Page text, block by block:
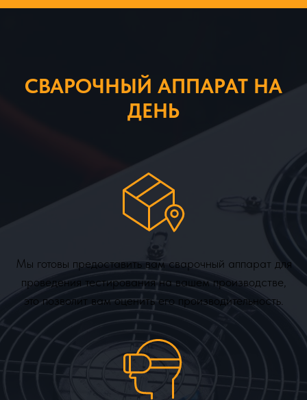
СВАРОЧНЫЙ АППАРАТ НА
ДЕНЬ
Мы готовы предоставить вам сварочный аппарат для
проведения тестирования на вашем производстве,
это позволит вам оценить его производительность.